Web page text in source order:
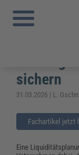
Sie sind hier:
Liquiditätsplanung: In
sichern
sichern
31.03.2026 | L.
Fachartikel jetzt
Eine